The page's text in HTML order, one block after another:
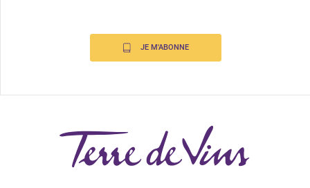
JE M'ABONNE